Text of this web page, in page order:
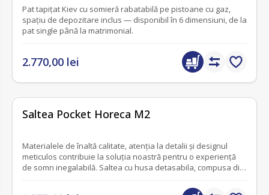
Pat tapițat Kiev cu somieră rabatabilă pe pistoane cu gaz,
spațiu de depozitare inclus — disponibil în 6 dimensiuni, de la
pat single până la matrimonial.
2.770,00 lei
Saltea Pocket Horeca M2
Materialele de înaltă calitate, atenția la detalii și designul
meticulos contribuie la soluția noastră pentru o experiență
de somn inegalabilă. Saltea cu husa detasabila, compusa din